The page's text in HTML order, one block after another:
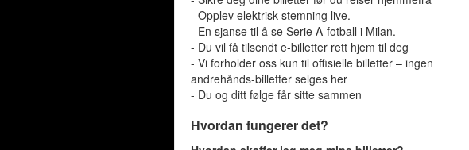
- Opplev elektrisk stemning live.
- En sjanse til å se Serie A-fotball i Milan.
- Du vil få tilsendt e-billetter rett hjem til deg
- Vi forholder oss kun til offisielle billetter – ingen
andrehånds-billetter selges her
- Du og ditt følge får sitte sammen
Hvordan fungerer det?